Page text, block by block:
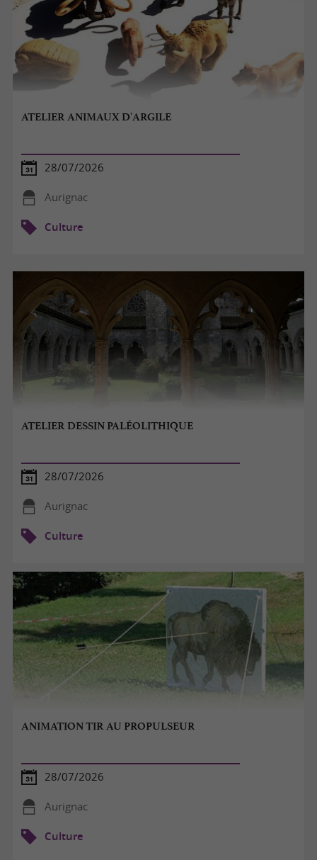
ATELIER ANIMAUX D'ARGILE
28/07/2026
Aurignac
Culture
ATELIER DESSIN PALÉOLITHIQUE
28/07/2026
Aurignac
Culture
ANIMATION TIR AU PROPULSEUR
28/07/2026
Aurignac
Culture